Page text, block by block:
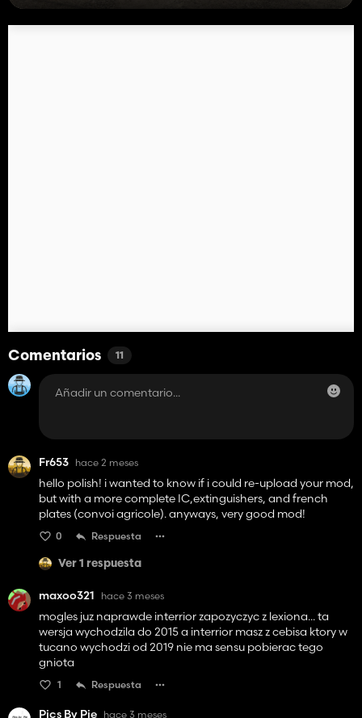
Comentarios 11
Fr653 hace 2 meses
hello polish! i wanted to know if i could re-upload your mod,
but with a more complete IC,extinguishers, and french
plates (convoi agricole). anyways, very good mod!
0 Respuesta
Ver 1 respuesta
maxoo321 hace 3 meses
mogles juz naprawde interrior zapozyczyc z lexiona... ta
wersja wychodzila do 2015 a interrior masz z cebisa ktory w
tucano wychodzi od 2019 nie ma sensu pobierac tego
gniota
1 Respuesta
Pics By Pie hace 3 meses